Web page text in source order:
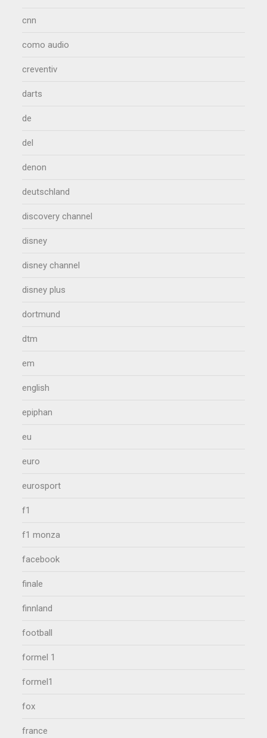
cnn
como audio
creventiv
darts
de
del
denon
deutschland
discovery channel
disney
disney channel
disney plus
dortmund
dtm
em
english
epiphan
eu
euro
eurosport
f1
f1 monza
facebook
finale
finnland
football
formel 1
formel1
fox
france